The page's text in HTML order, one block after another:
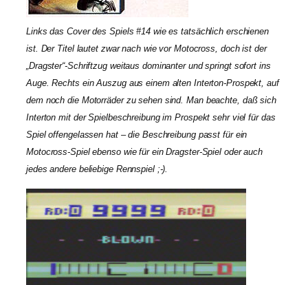
Links das Cover des Spiels #14 wie es tatsächlich erschienen
ist. Der Titel lautet zwar nach wie vor Motocross, doch ist der
„Dragster“-Schriftzug weitaus dominanter und springt sofort ins
Auge. Rechts ein Auszug aus einem alten Interton-Prospekt, auf
dem noch die Motorräder zu sehen sind. Man beachte, daß sich
Interton mit der Spielbeschreibung im Prospekt sehr viel für das
Spiel offengelassen hat – die Beschreibung passt für ein
Motocross-Spiel ebenso wie für ein Dragster-Spiel oder auch
jedes andere beliebige Rennspiel ;-).